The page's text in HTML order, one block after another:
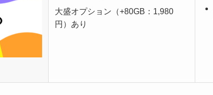
大盛オプション（+80GB：1,980
円）あり